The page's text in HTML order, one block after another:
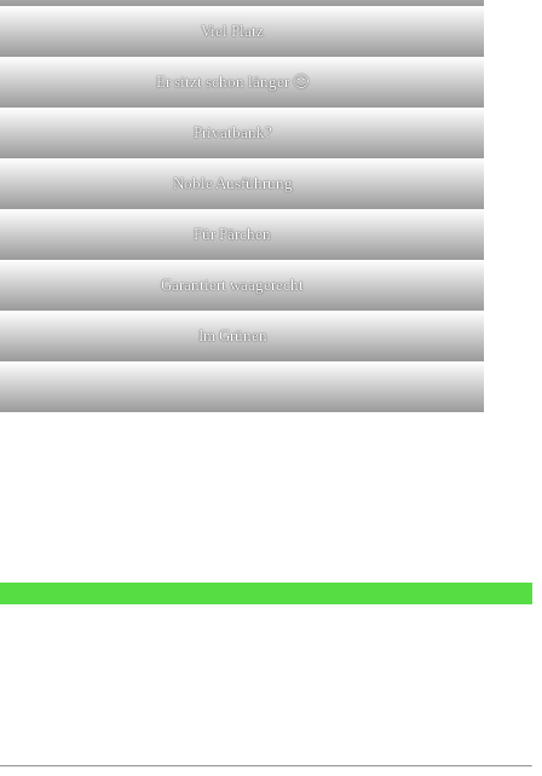
Viel Platz
Er sitzt schon länger 🙂
Privatbank?
Noble Ausführung
Für Pärchen
Garantiert waagerecht
Im Grünen